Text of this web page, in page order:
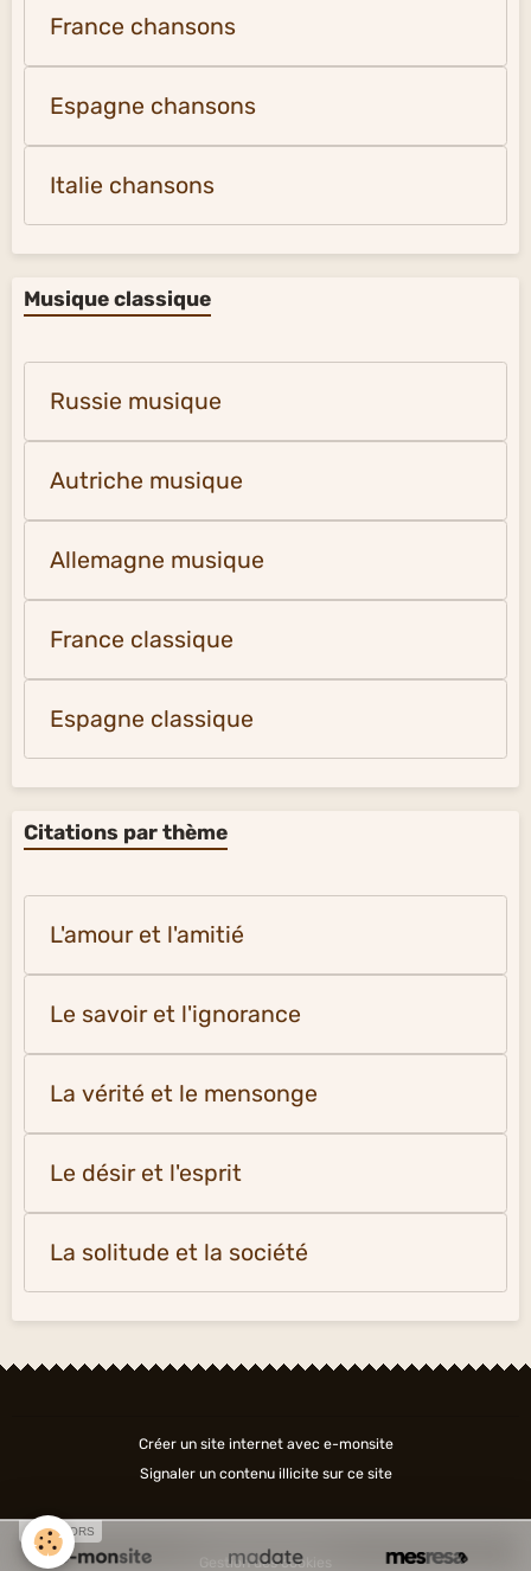
France chansons
Espagne chansons
Italie chansons
Musique classique
Russie musique
Autriche musique
Allemagne musique
France classique
Espagne classique
Citations par thème
L'amour et l'amitié
Le savoir et l'ignorance
La vérité et le mensonge
Le désir et l'esprit
La solitude et la société
Créer un site internet avec e-monsite
Signaler un contenu illicite sur ce site
Gestion des cookies
SPONSORS